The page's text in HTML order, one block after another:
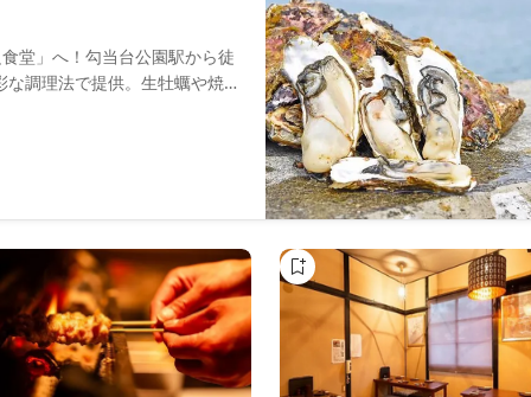
堂」へ！勾当台公園駅から徒
調理法で提供。生牡蠣や焼